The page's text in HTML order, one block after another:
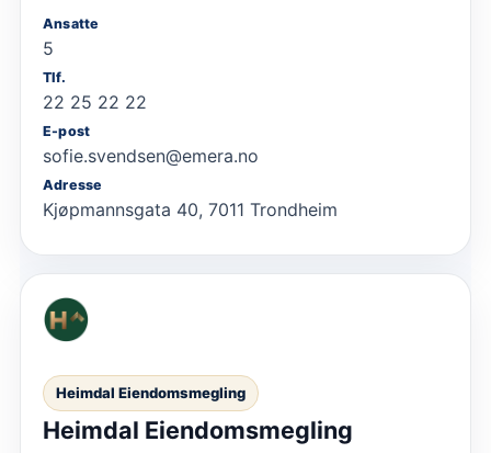
Ansatte
5
Tlf.
22 25 22 22
E-post
sofie.svendsen@emera.no
Adresse
Kjøpmannsgata 40, 7011 Trondheim
Heimdal Eiendomsmegling
Heimdal Eiendomsmegling